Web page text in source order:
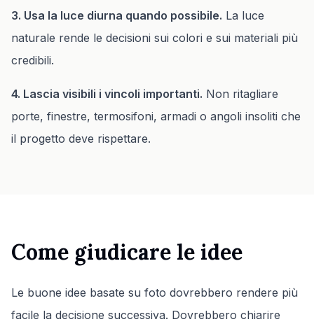
3. Usa la luce diurna quando possibile. La luce
naturale rende le decisioni sui colori e sui materiali più
credibili.
4. Lascia visibili i vincoli importanti. Non ritagliare
porte, finestre, termosifoni, armadi o angoli insoliti che
il progetto deve rispettare.
Come giudicare le idee
Le buone idee basate su foto dovrebbero rendere più
facile la decisione successiva. Dovrebbero chiarire